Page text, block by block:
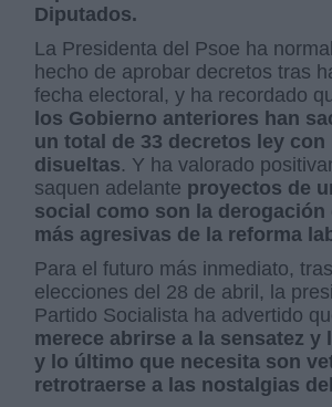
Diputados.
La Presidenta del Psoe ha
hecho de aprobar decretos tras
fecha electoral, y ha recordado
los Gobierno anteriores han
un total de 33 decretos ley con
disueltas. Y ha valorado
saquen adelante proyectos de
social como son la derogación
más agresivas de la reforma
Para el futuro más inmediato,
elecciones del 28 de abril, la
Partido Socialista ha advertido
merece abrirse a la sensatez y
y lo último que necesita son
retrotraerse a las nostalgias